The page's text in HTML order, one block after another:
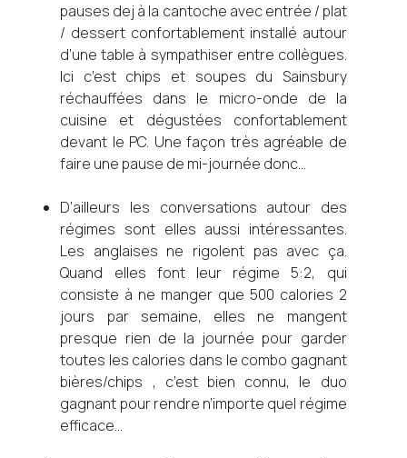
pauses dej à la cantoche avec entrée / plat
/ dessert confortablement installé autour
d’une table à sympathiser entre collègues.
Ici c’est chips et soupes du Sainsbury
réchauffées dans le micro-onde de la
cuisine et dégustées confortablement
devant le PC. Une façon très agréable de
faire une pause de mi-journée donc…
D’ailleurs les conversations autour des
régimes sont elles aussi intéressantes.
Les anglaises ne rigolent pas avec ça.
Quand elles font leur régime 5:2, qui
consiste à ne manger que 500 calories 2
jours par semaine, elles ne mangent
presque rien de la journée pour garder
toutes les calories dans le combo gagnant
bières/chips , c’est bien connu, le duo
gagnant pour rendre n’importe quel régime
efficace…